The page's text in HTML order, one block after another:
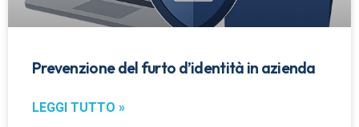
Prevenzione del furto d’identità in azienda
LEGGI TUTTO »